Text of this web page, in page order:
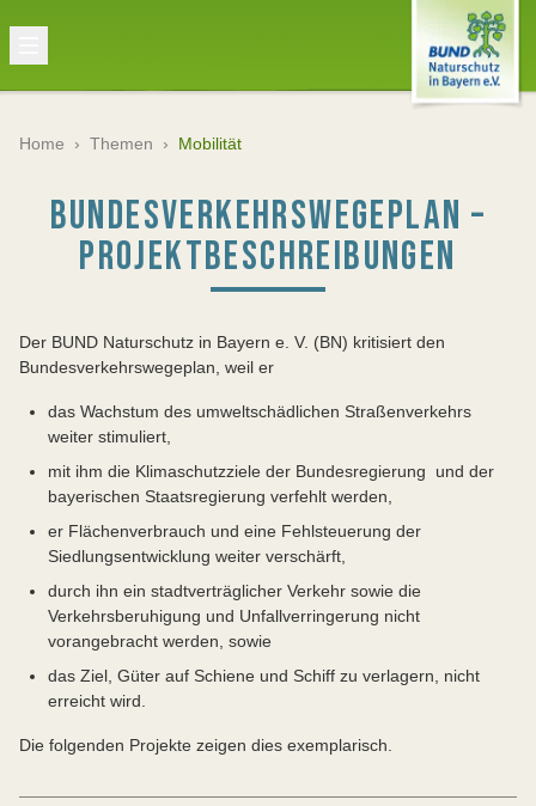
Home › Themen › Mobilität
BUNDESVERKEHRSWEGEPLAN –
PROJEKTBESCHREIBUNGEN
Der BUND Naturschutz in Bayern e. V. (BN) kritisiert den
Bundesverkehrswegeplan, weil er
das Wachstum des umweltschädlichen Straßenverkehrs
weiter stimuliert,
mit ihm die Klimaschutzziele der Bundesregierung und der
bayerischen Staatsregierung verfehlt werden,
er Flächenverbrauch und eine Fehlsteuerung der
Siedlungsentwicklung weiter verschärft,
durch ihn ein stadtverträglicher Verkehr sowie die
Verkehrsberuhigung und Unfallverringerung nicht
vorangebracht werden, sowie
das Ziel, Güter auf Schiene und Schiff zu verlagern, nicht
erreicht wird.
Die folgenden Projekte zeigen dies exemplarisch.